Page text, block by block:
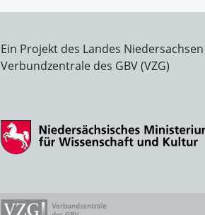
Ein Projekt des Landes
Verbundzentrale des GBV (VZG)